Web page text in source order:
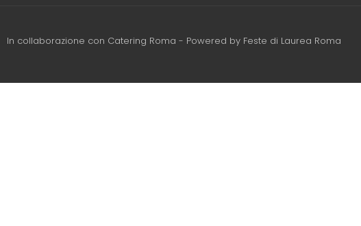
In collaborazione con Catering Roma - Powered by Feste di Laurea Roma